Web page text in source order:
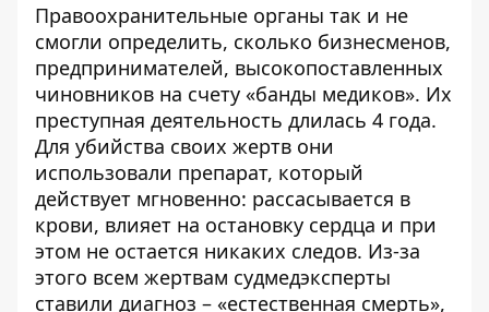
Правоохранительные органы так и не
смогли определить, сколько бизнесменов,
предпринимателей, высокопоставленных
чиновников на счету «банды медиков». Их
преступная деятельность длилась 4 года.
Для убийства своих жертв они
использовали препарат, который
действует мгновенно: рассасывается в
крови, влияет на остановку сердца и при
этом не остается никаких следов. Из-за
этого всем жертвам судмедэксперты
ставили диагноз – «естественная смерть»,